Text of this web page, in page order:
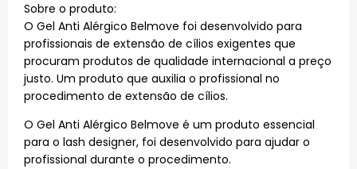
Sobre o produto:
O Gel Anti Alérgico Belmove foi desenvolvido para
profissionais de extensão de cílios exigentes que
procuram produtos de qualidade internacional a preço
justo. Um produto que auxilia o profissional no
procedimento de extensão de cílios.
O Gel Anti Alérgico Belmove é um produto essencial
para o lash designer, foi desenvolvido para ajudar o
profissional durante o procedimento.